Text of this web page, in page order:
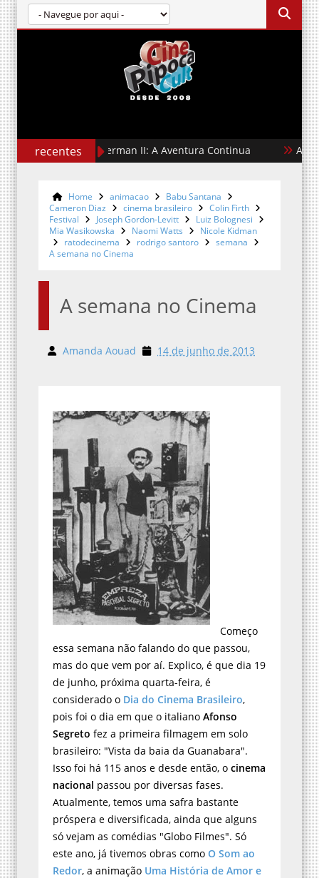
recentes
Superman II: A Aventura Continua A Hora do
Home animacao
Babu Santana
Cameron Diaz
cinema brasileiro
Colin Firth
Festival
Joseph Gordon-Levitt
Luiz Bolognesi
Mia Wasikowska
Naomi Watts
Nicole Kidman
ratodecinema
rodrigo santoro
semana
A semana no Cinema
A semana no Cinema
Amanda Aouad 14 de junho de 2013
Começo
essa semana não falando do que passou,
mas do que vem por aí. Explico, é que dia 19
de junho, próxima quarta-feira, é
considerado o Dia do Cinema Brasileiro,
pois foi o dia em que o italiano Afonso
Segreto fez a primeira filmagem em solo
brasileiro: "Vista da baia da Guanabara".
Isso foi há 115 anos e desde então, o cinema
nacional passou por diversas fases.
Atualmente, temos uma safra bastante
próspera e diversificada, ainda que alguns
só vejam as comédias "Globo Filmes". Só
este ano, já tivemos obras como O Som ao
Redor, a animação Uma História de Amor e